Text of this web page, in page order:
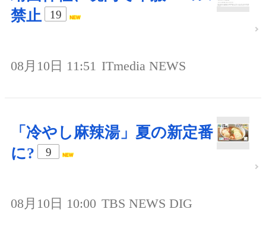
禁止
19
08月10日 11:51 ITmedia NEWS
「冷やし麻辣湯」夏の新定番
に?
9
08月10日 10:00 TBS NEWS DIG